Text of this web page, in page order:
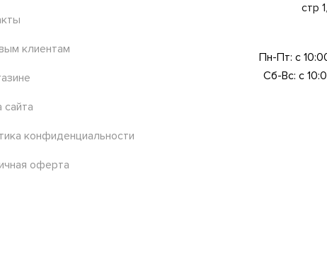
клиентам
сайта
конфиденциальности
оферта
стр
Пн-Пт: с
Сб-Вс: с